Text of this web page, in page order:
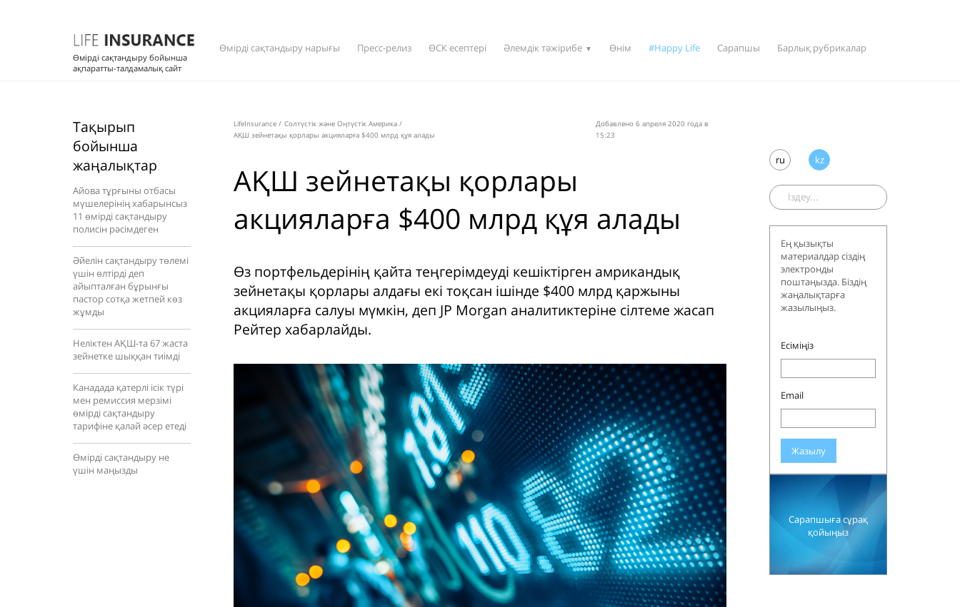
Өмірді сақтандыру бойынша
ақпаратты-талдамалық сайт
Өмірді сақтандыру нарығы Пресс-релиз ӨСК есептері Әлемдік тәжірибе ▼ Өнім #Happy Life Сарапшы Барлық рубрикалар
Тақырып
бойынша
жаңалықтар
Айова тұрғыны отбасы
мүшелерінің хабарынсыз
11 өмірді сақтандыру
полисін рәсімдеген
Әйелін сақтандыру төлемі
үшін өлтірді деп
айыпталған бұрынғы
пастор сотқа жетпей көз
жұмды
Неліктен АҚШ-та 67 жаста
зейнетке шыққан тиімді
Канадада қатерлі ісік түрі
мен ремиссия мерзімі
өмірді сақтандыру
тарифіне қалай әсер етеді
Өмірді сақтандыру не
үшін маңызды
LifeInsurance / Солтүстік және Оңтүстік Америка /
АҚШ зейнетақы қорлары акцияларға $400 млрд құя алады
Добавлено 6 апреля 2020 года в
15:23
АҚШ зейнетақы қорлары
акцияларға $400 млрд құя алады
Өз портфельдерінің қайта теңгерімдеуді кешіктірген амрикандық
зейнетақы қорлары алдағы екі тоқсан ішінде $400 млрд қаржыны
акцияларға салуы мүмкін, деп JP Morgan аналитиктеріне сілтеме жасап
Рейтер хабарлайды.
ru kz
Ең қызықты
материалдар сіздің
электронды
поштаңызда. Біздің
жаңалықтарға
жазылыңыз.
Есіміңіз
Email
Жазылу
Сарапшыға сұрақ
қойыңыз